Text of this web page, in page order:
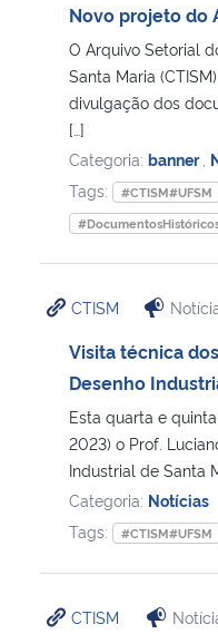
Novo projeto do
O Arquivo Setorial
Santa Maria
divulgação dos
[…]
Categoria: banner
Tags:
#CTISM#UFSM
CTISM
Visita técnica
Desenho
Esta quarta e
2023) o Prof.
Industrial de Santa
Categoria: Notícias
Tags:
#CTISM#UFSM
CTISM